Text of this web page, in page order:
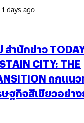
days ago
ำนักข่าว
CITY: THE
ถกแน
ฐกิจสีเขียวอย่า